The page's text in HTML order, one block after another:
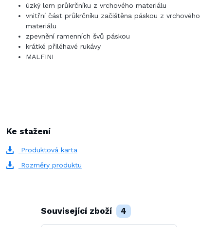
úzký lem průkrčníku z vrchového materiálu
vnitřní část průkrčníku začištěna páskou z vrchového
materiálu
zpevnění ramenních švů páskou
krátké přiléhavé rukávy
MALFINI
Ke stažení
Produktová karta
Rozměry produktu
Související zboží 4